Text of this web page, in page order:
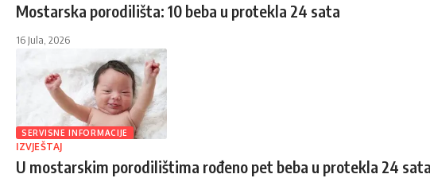
Mostarska porodilišta: 10 beba u protekla 24 sata
16 Jula, 2026
SERVISNE INFORMACIJE
IZVJEŠTAJ
U mostarskim porodilištima rođeno pet beba u protekla 24 sata